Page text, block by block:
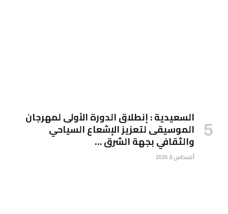
السعيدية : إنطلاق الدورة الأولى لمهرجان
الموسيقى لتعزيز الإشعاع السياحي
والثقافي بجهة الشرق …
أغسطس 6, 2026